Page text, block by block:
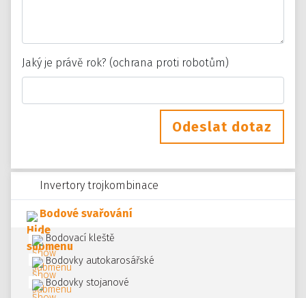
Invertory trojkombinace
Bodové svařování
Bodovací kleště
Bodovky autokarosářské
Bodovky stojanové
Jaký je právě rok? (ochrana proti robotům)
Odeslat dotaz